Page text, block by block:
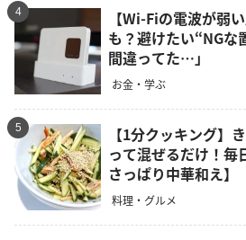
4
【Wi-Fiの電波が弱
も？避けたい“NGな
間違ってた…」
お金・学ぶ
5
【1分クッキング】
って混ぜるだけ！毎
さっぱり中華和え】
料理・グルメ